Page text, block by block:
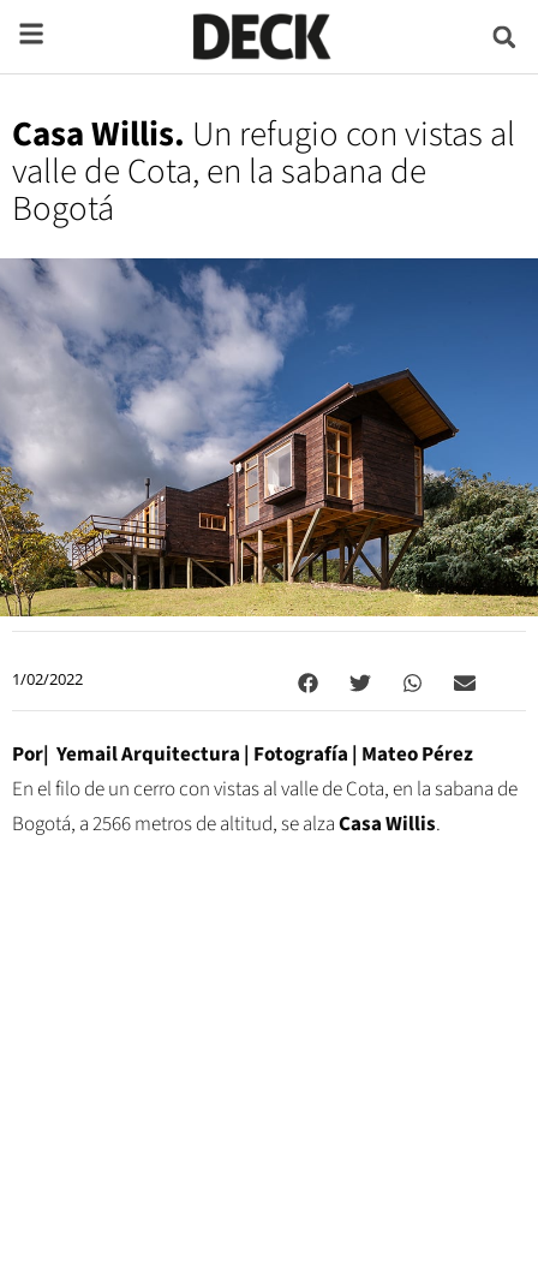
Casa Willis. Un refugio con vistas al
valle de Cota, en la sabana de
Bogotá
1/02/2022
Por| Yemail Arquitectura | Fotografía | Mateo Pérez
En el filo de un cerro con vistas al valle de Cota, en la sabana de
Bogotá, a 2566 metros de altitud, se alzaCasa Willis.